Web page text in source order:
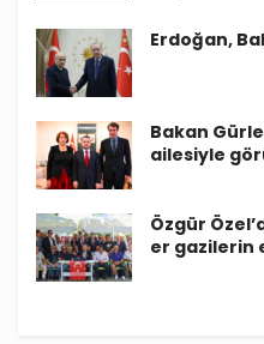
Erdoğan,
Bakan
ailesiyle
Özgür
er gazilerin